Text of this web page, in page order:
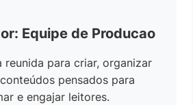
Equipe de Producao
reunida para criar, organizar
pensados para
e engajar leitores.